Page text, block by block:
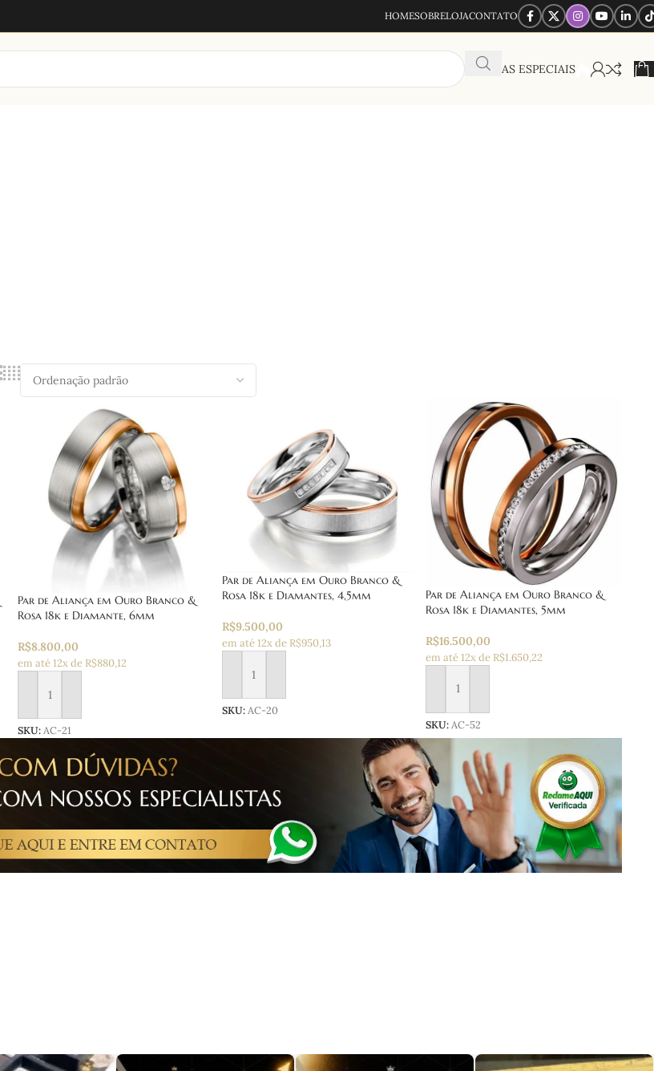
HOMESOBRELOJACONTATO
OFERTAS ESPECIAIS
Par de Aliança em Ouro Branco &
Rosa 18k e Diamante, 6mm
R$8.800,00
em até 12x de R$880,12
Adicionar ao carrinho
SKU:AC-21
Par de Aliança em Ouro Branco &
Rosa 18k e Diamantes, 4,5mm
R$9.500,00
em até 12x de R$950,13
Adicionar ao carrinho
SKU:AC-20
Par de Aliança em Ouro Branco &
Rosa 18k e Diamantes, 5mm
R$16.500,00
em até 12x de R$1.650,22
Adicionar ao carrinho
SKU: AC-52